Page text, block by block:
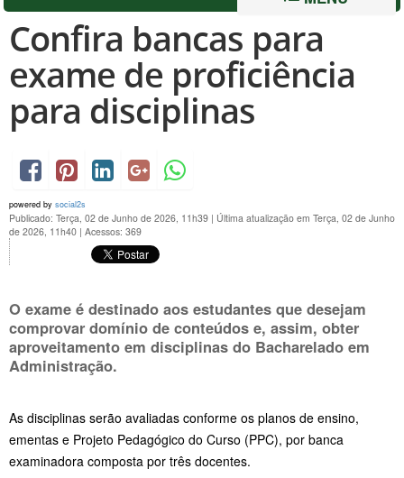
Confira bancas para
exame de proficiência
para disciplinas
powered by social2s
Publicado: Terça, 02 de Junho de 2026, 11h39 | Última atualização em Terça, 02 de Junho
de 2026, 11h40 | Acessos: 369
O exame é destinado aos estudantes que desejam
comprovar domínio de conteúdos e, assim, obter
aproveitamento em disciplinas do Bacharelado em
Administração.
As disciplinas serão avaliadas conforme os planos de ensino,
ementas e Projeto Pedagógico do Curso (PPC), por banca
examinadora composta por três docentes.